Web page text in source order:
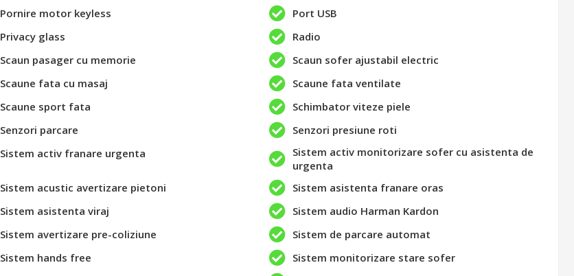
Pornire motor keyless
Port USB
Privacy glass
Radio
Scaun pasager cu memorie
Scaun sofer ajustabil electric
Scaune fata cu masaj
Scaune fata ventilate
Scaune sport fata
Schimbator viteze piele
Senzori parcare
Senzori presiune roti
Sistem activ franare urgenta
Sistem activ monitorizare sofer cu asistenta de
urgenta
Sistem acustic avertizare pietoni
Sistem asistenta franare oras
Sistem asistenta viraj
Sistem audio Harman Kardon
Sistem avertizare pre-coliziune
Sistem de parcare automat
Sistem hands free
Sistem monitorizare stare sofer